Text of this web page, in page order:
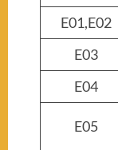
E01,E02
E03
E04
E05